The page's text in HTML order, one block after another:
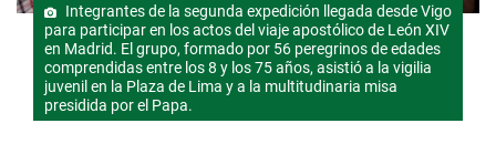
Integrantes de la segunda expedición llegada desde Vigo
para participar en los actos del viaje apostólico de León XIV
en Madrid. El grupo, formado por 56 peregrinos de edades
comprendidas entre los 8 y los 75 años, asistió a la vigilia
juvenil en la Plaza de Lima y a la multitudinaria misa
presidida por el Papa.